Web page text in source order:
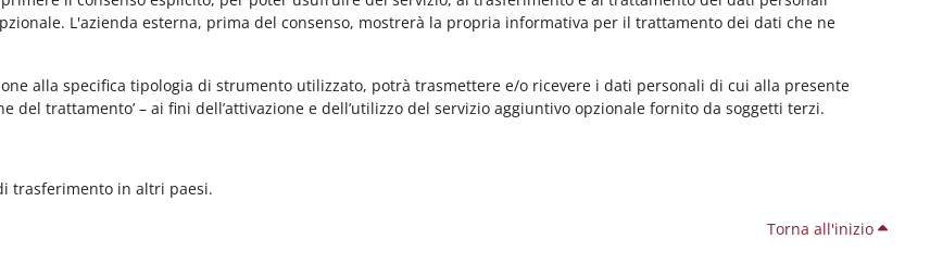
L'azienda esterna, prima del consenso, mostrerà la propria informativa per il trattamento dei dati che ne
alla specifica tipologia di strumento utilizzato, potrà trasmettere e/o ricevere i dati personali di cui alla presente
del trattamento’ – ai fini dell’attivazione e dell’utilizzo del servizio aggiuntivo opzionale fornito da soggetti terzi.
trasferimento in altri paesi.
Torna all'inizio